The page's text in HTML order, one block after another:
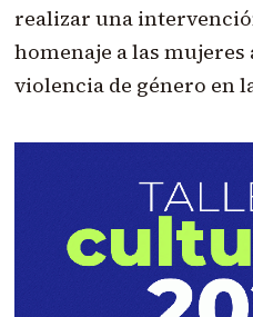
realizar una
homenaje a las mujeres
violencia de género en